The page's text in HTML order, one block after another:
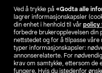
Ved å trykke på «Godta alle
lagrer informasjonskapsler
din enhet i henhold til vår policy
forbedre brukeropplevelsen din
nettstedet og for å tilpasse
typer informasjonskapsler:
annonserelaterte. For
krav om samtykke, ettersom de
fungere. Hvis du istedenfor
SE